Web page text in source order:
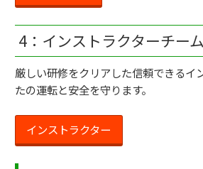
4：インストラクターチーム
厳しい研修をクリアした信頼できるイ
たの運転と安全を守ります。
インストラクター